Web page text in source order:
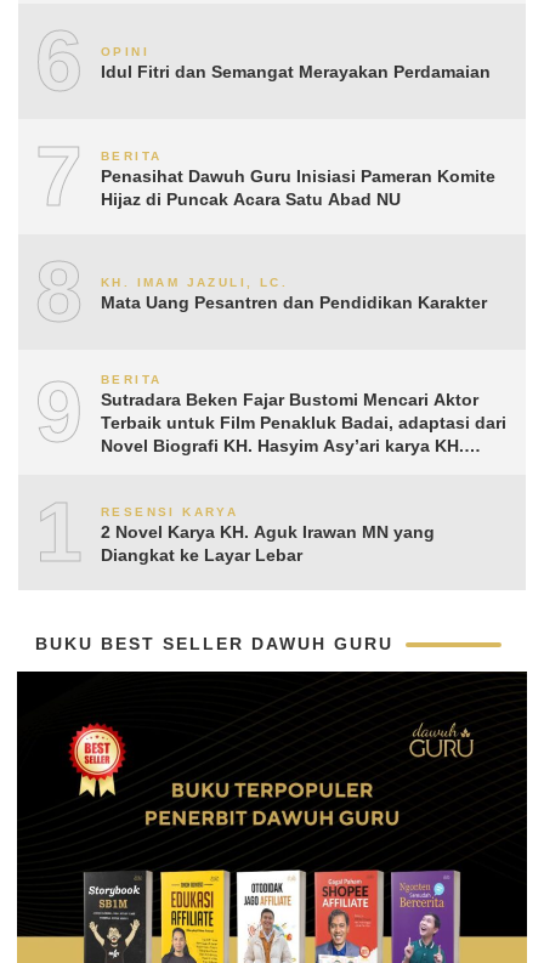
6 OPINI
Idul Fitri dan Semangat Merayakan Perdamaian
7 BERITA
Penasihat Dawuh Guru Inisiasi Pameran Komite
Hijaz di Puncak Acara Satu Abad NU
8 KH. IMAM JAZULI, LC.
Mata Uang Pesantren dan Pendidikan Karakter
9 BERITA
Sutradara Beken Fajar Bustomi Mencari Aktor
Terbaik untuk Film Penakluk Badai, adaptasi dari
Novel Biografi KH. Hasyim Asy’ari karya KH.
10RESENSI KARYA
2 Novel Karya KH. Aguk Irawan MN yang
Diangkat ke Layar Lebar
BUKU BEST SELLER DAWUH GURU